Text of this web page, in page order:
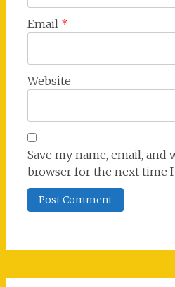
Email *
Website
Save my name, email, and
browser for the next time